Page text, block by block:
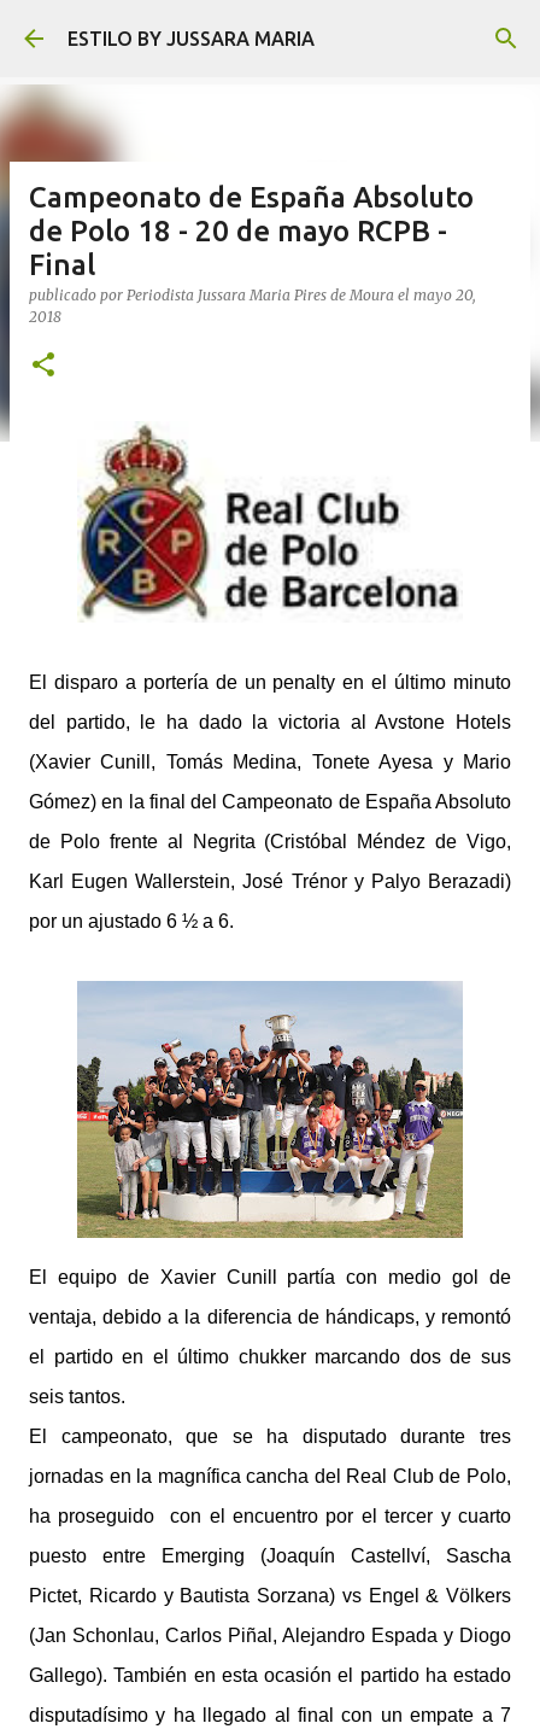
Ir al contenido principal
ESTILO BY JUSSARA MARIA
Campeonato de España Absoluto
de Polo 18 - 20 de mayo RCPB -
Final
publicado por Periodista Jussara Maria Pires de Moura el mayo 20,
2018
El disparo a portería de un penalty en el último minuto
del partido, le ha dado la victoria al Avstone Hotels
(Xavier Cunill, Tomás Medina, Tonete Ayesa y Mario
Gómez) en la final del Campeonato de España Absoluto
de Polo frente al Negrita (Cristóbal Méndez de Vigo,
Karl Eugen Wallerstein, José Trénor y Palyo Berazadi)
por un ajustado 6 ½ a 6.
El equipo de Xavier Cunill partía con medio gol de
ventaja, debido a la diferencia de hándicaps, y remontó
el partido en el último chukker marcando dos de sus
seis tantos.
El campeonato, que se ha disputado durante tres
jornadas en la magnífica cancha del Real Club de Polo,
ha proseguido con el encuentro por el tercer y cuarto
puesto entre Emerging (Joaquín Castellví, Sascha
Pictet, Ricardo y Bautista Sorzana) vs Engel & Völkers
(Jan Schonlau, Carlos Piñal, Alejandro Espada y Diogo
Gallego). También en esta ocasión el partido ha estado
disputadísimo y ha llegado al final con un empate a 7